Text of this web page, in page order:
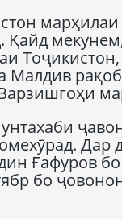
Қайд
Тоҷикистон,
Малдив
Дар
Ғафуров
бо